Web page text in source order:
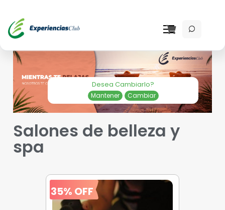
Desea Cambiarlo?
Mantener Cambiar
Salones de belleza y
spa
35% OFF